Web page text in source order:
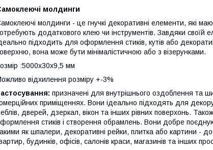
молдинги
молдинги - це гнучкі декоративні елементи, які
додаткового клею чи інструментів. Завдяки своїй
підходить для оформлення стиків, кутів або
вона може бути мінімалістичною або з візерунками.
:5000х30х9,5 мм
відхилення розміру +-3%
призначені для внутрішнього оздоблення та
приміщеннях. Вони ідеально підходять для
дверей, дзеркал, вікон та інших рівних поверхонь.
стиків і створення обрамлень. Вони добре
як шпалери, декоративні рейки, плитка або картини -
будинків, офісів, салонів краси, магазинів та інших